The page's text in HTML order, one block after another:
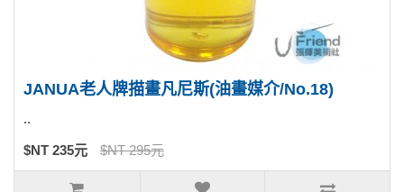
JANUA老人牌描畫凡尼斯(油畫媒介/No.18)
..
$NT 235元 $NT 295元